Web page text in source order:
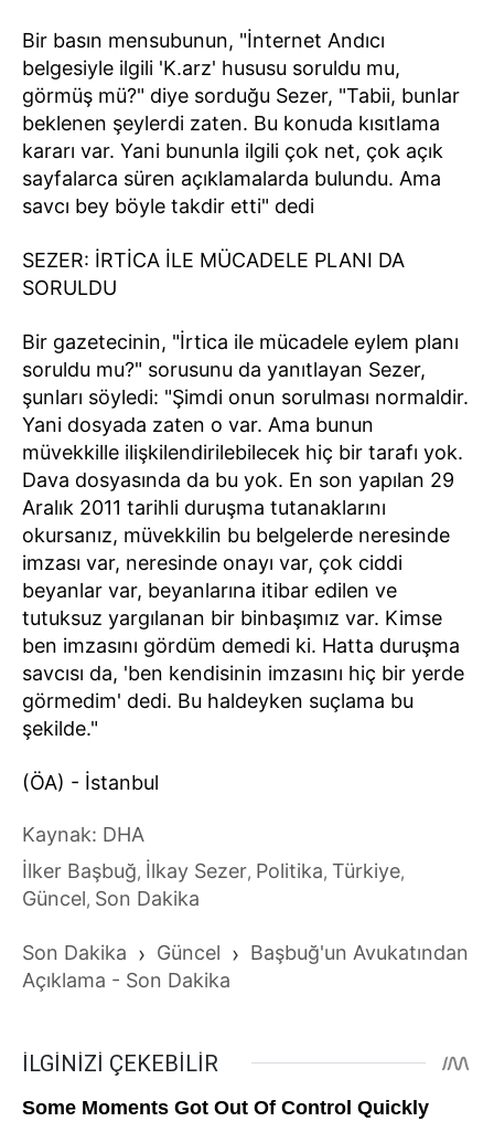
Bir basın mensubunun, "İnternet Andıcı
belgesiyle ilgili 'K.arz' hususu soruldu mu,
görmüş mü?" diye sorduğu Sezer, "Tabii, bunlar
beklenen şeylerdi zaten. Bu konuda kısıtlama
kararı var. Yani bununla ilgili çok net, çok açık
sayfalarca süren açıklamalarda bulundu. Ama
savcı bey böyle takdir etti" dedi
SEZER: İRTİCA İLE MÜCADELE PLANI DA
SORULDU
Bir gazetecinin, "İrtica ile mücadele eylem planı
soruldu mu?" sorusunu da yanıtlayan Sezer,
şunları söyledi: "Şimdi onun sorulması normaldir.
Yani dosyada zaten o var. Ama bunun
müvekkille ilişkilendirilebilecek hiç bir tarafı yok.
Dava dosyasında da bu yok. En son yapılan 29
Aralık 2011 tarihli duruşma tutanaklarını
okursanız, müvekkilin bu belgelerde neresinde
imzası var, neresinde onayı var, çok ciddi
beyanlar var, beyanlarına itibar edilen ve
tutuksuz yargılanan bir binbaşımız var. Kimse
ben imzasını gördüm demedi ki. Hatta duruşma
savcısı da, 'ben kendisinin imzasını hiç bir yerde
görmedim' dedi. Bu haldeyken suçlama bu
şekilde."
(ÖA) - İstanbul
Kaynak: DHA
İlker Başbuğ, İlkay Sezer, Politika, Türkiye,
Güncel, Son Dakika
Son Dakika › Güncel › Başbuğ'un Avukatından
Açıklama - Son Dakika